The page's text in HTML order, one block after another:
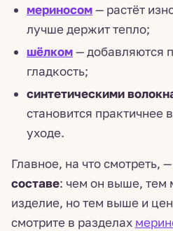
мериносом— растёт
лучше держит тепло;
шёлком— добавляются
гладкость;
синтетическими
становится практичнее
уходе.
Главное, на что смотреть, —
составе: чем он выше, тем
изделие, но тем выше и
смотрите в разделах